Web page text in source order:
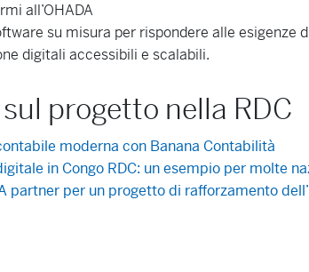
all’OHADA
su misura per rispondere alle esigenze
digitali accessibili e scalabili.
progetto nella RDC
moderna con Banana Contabilità
in Congo RDC: un esempio per molte
partner per un progetto di rafforzamento